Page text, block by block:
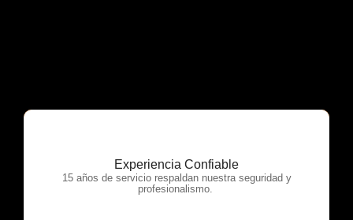
Experiencia Confiable
15 años de servicio respaldan nuestra seguridad y
profesionalismo.
OTP Servicios